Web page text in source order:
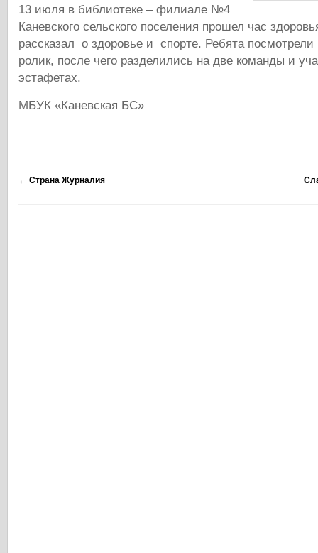
13 июля в библиотеке – филиале №4
Каневского сельского поселения прошел час
рассказал о здоровье и спорте. Ребята
ролик, после чего разделились на две команды и
эстафетах.
МБУК «Каневская БС»
← Страна Журналия